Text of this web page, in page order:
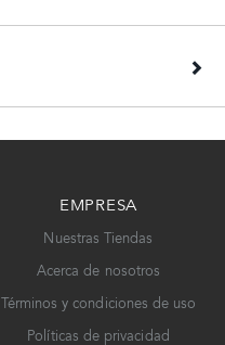
EMPRESA
Nuestras Tiendas
Acerca de nosotros
Términos y condiciones de uso
Políticas de privacidad